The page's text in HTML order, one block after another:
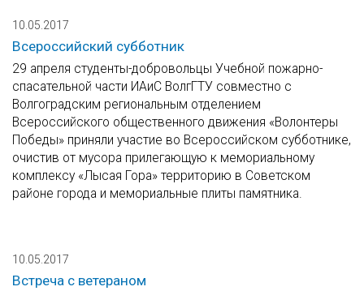
10.05.2017
Всероссийский субботник
29 апреля студенты-добровольцы Учебной пожарно-
спасательной части ИАиС ВолгГТУ совместно с
Волгоградским региональным отделением
Всероссийского общественного движения «Волонтеры
Победы» приняли участие во Всероссийском субботнике,
очистив от мусора прилегающую к мемориальному
комплексу «Лысая Гора» территорию в Советском
районе города и мемориальные плиты памятника.
10.05.2017
Встреча с ветераном